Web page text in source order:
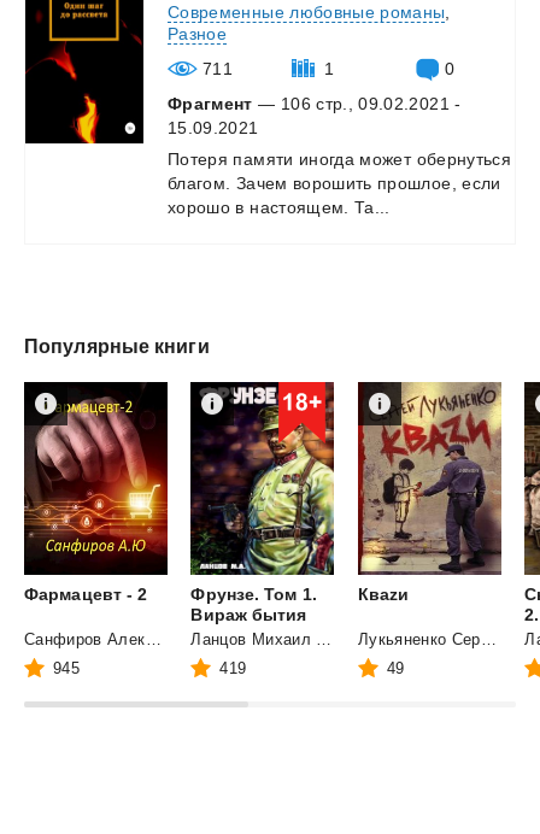
Современные любовные романы
Разное
711
1
0
Фрагмент — 106 стр., 09.02.2021 -
15.09.2021
Потеря памяти иногда может обернуться
благом.
Зачем ворошить прошлое, если
хорошо в настоящем. Та...
Популярные книги
Фармацевт - 2
945
Фрунзе. Том 1.
Вираж бытия
419
Кваzи
49